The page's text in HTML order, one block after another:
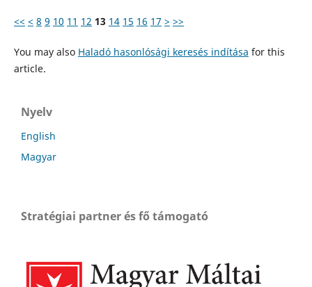
<< < 8 9 10 11 12 13 14 15 16 17 > >>
You may also Haladó hasonlósági keresés indítása for this
article.
Nyelv
English
Magyar
Stratégiai partner és fő támogató